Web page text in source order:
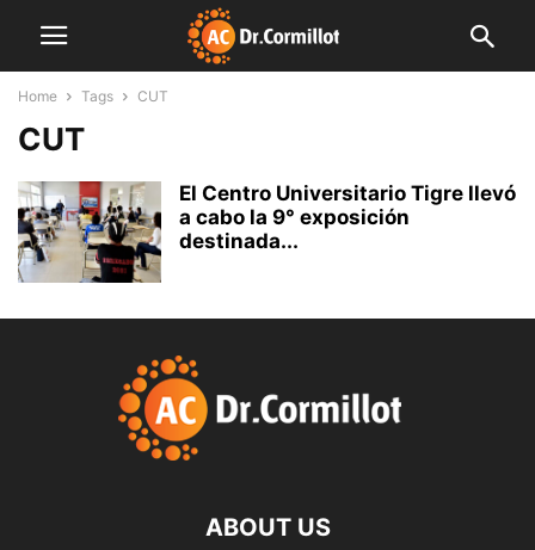
Home Tags CUT
CUT
El Centro Universitario Tigre llevó
a cabo la 9° exposición
destinada...
ABOUT US